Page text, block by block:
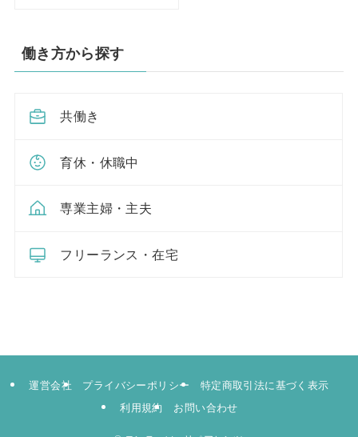
働き方から探す
共働き
育休・休職中
専業主婦・主夫
フリーランス・在宅
運営会社 プライバシーポリシー
特定商取引法に基づく表示
利用規約
お問い合わせ